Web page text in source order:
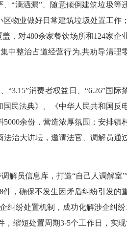
、“滴洒漏”、随意倾倒建筑垃圾等
物业做好日常建筑垃圾处置工作
，对480余家餐饮场所和124家企
中整治占道经营行为,共劝导清理
“3.15”消费者权益日、“6.26”国际
国民法典》、《中华人民共和国反
5000余份 ，营造浓厚氛围；安排镇
法治大讲坛 ，邀请法官、调解员通
调解员信息库，打造“自己人调解室
件，确保不发生因矛盾纠纷引发的
纠纷处置机制，成功化解涉企纠纷
，缩短处置周期3-5个工作日，实现